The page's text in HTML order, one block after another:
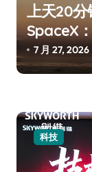
上天20分
SpaceX
7 月 27, 2026
科技